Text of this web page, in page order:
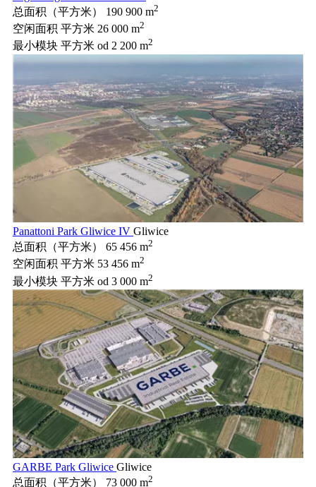
总面积（平方米）
190 900 m2
空闲面积 平方米 26 000 m2
最小模块 平方米 od 2 200 m2
Panattoni Park Gliwice IV Gliwice
总面积（平方米）
65 456 m2
空闲面积 平方米 53 456 m2
最小模块 平方米 od 3 000 m2
GARBE Park Gliwice Gliwice
总面积（平方米）
73 000 m2